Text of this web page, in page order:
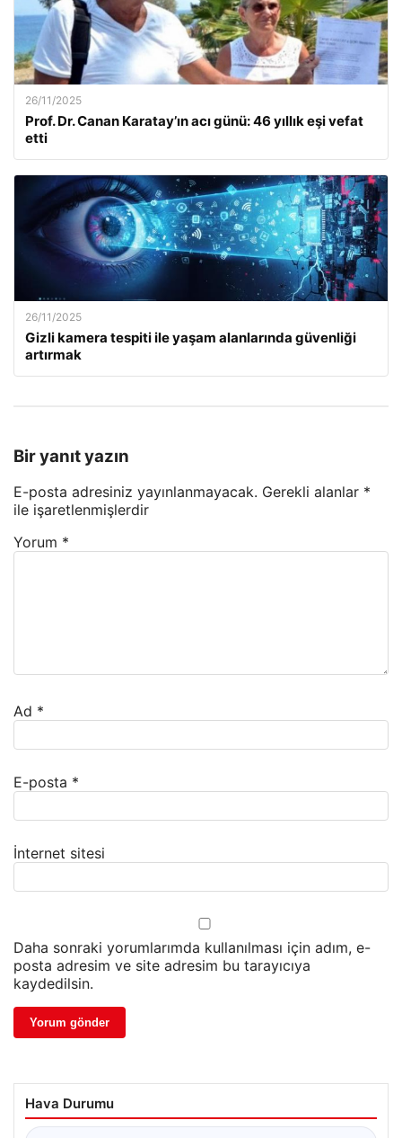
26/11/2025
Prof. Dr. Canan Karatay’ın acı günü: 46 yıllık eşi vefat
etti
26/11/2025
Gizli kamera tespiti ile yaşam alanlarında güvenliği
artırmak
Bir yanıt yazın
E-posta adresiniz yayınlanmayacak. Gerekli alanlar *
ile işaretlenmişlerdir
Yorum *
Ad *
E-posta *
İnternet sitesi
Daha sonraki yorumlarımda kullanılması için adım, e-
posta adresim ve site adresim bu tarayıcıya
kaydedilsin.
Hava Durumu